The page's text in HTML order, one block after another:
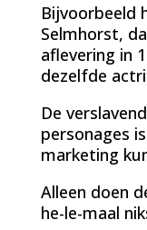
Bijvoorbeeld
Selmhorst,
aflevering in
dezelfde
De
personages
marketing
Alleen doen
he-le-maal